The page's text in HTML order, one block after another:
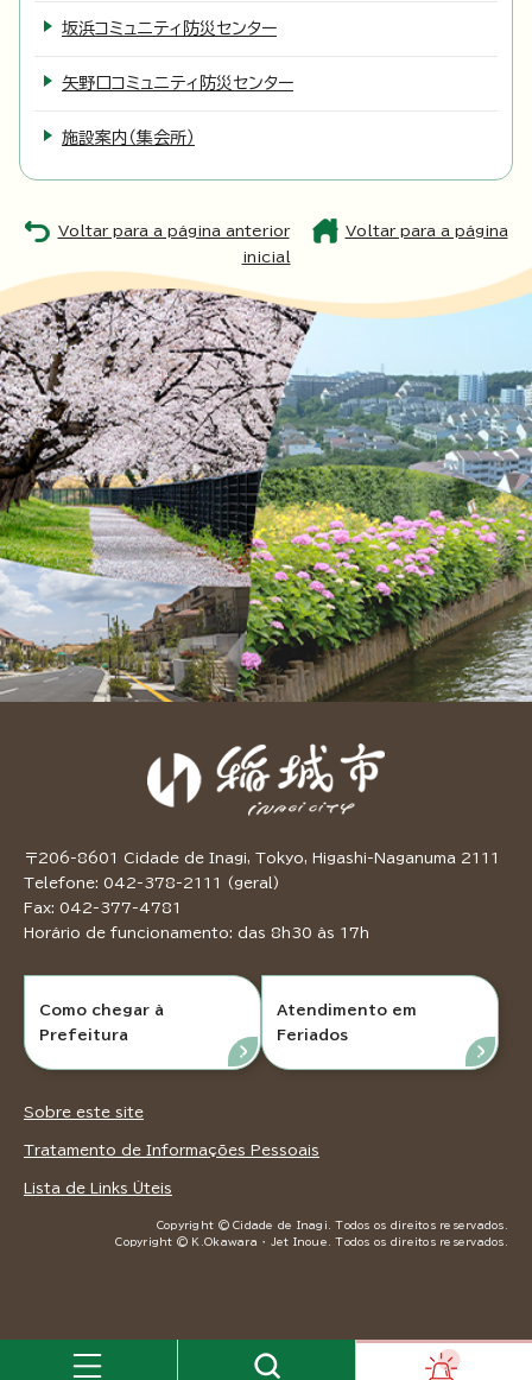
坂浜コミュニティ防災センター
矢野口コミュニティ防災センター
施設案内（集会所）
Voltar para a página anterior
Voltar para a página
inicial
〒206-8601 Cidade de Inagi, Tokyo, Higashi-Naganuma 2111
Telefone: 042-378-2111 (geral)
Fax: 042-377-4781
Horário de funcionamento: das 8h30 às 17h
Como chegar à
Prefeitura
Atendimento em
Feriados
Sobre este site
Tratamento de Informações Pessoais
Lista de Links Úteis
Copyright © Cidade de Inagi. Todos os direitos reservados.
Copyright © K.Okawara ・ Jet Inoue. Todos os direitos reservados.